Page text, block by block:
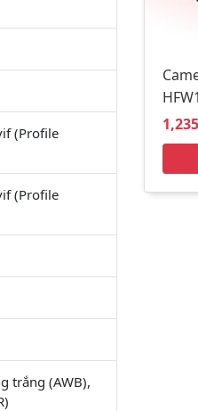
(Profile
(Profile
trắng (AWB),
Giá